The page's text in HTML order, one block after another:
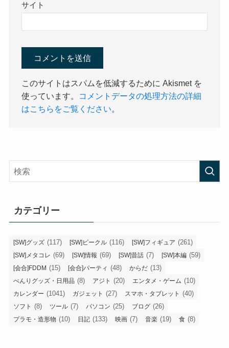
サイト
このサイトはスパムを低減するために Akismet を
使っています。
コメントデータの処理方法の詳細
はこちらをご覧ください。
カテゴリー
[SW]グッズ (117) [SW]ビークル (116) [SW]フィギュア (261)
[SW]メタコレ (69) [SW]情報 (69) [SW]昔話 (7) [SW]本編 (59)
[会合]FDDM (15) [会合]パーティ (48) からだ (13)
べんりグッズ・日用品 (8) アジト (20) エンタメ・ゲーム (10)
カレンダー (1041) ガジェット (27) スマホ・タブレット (40)
ソフト (8) ツール (7) パソコン (25) ブログ (26)
プラモ・造形物 (10) 日記 (133) 映画 (7) 音楽 (19) 食 (8)